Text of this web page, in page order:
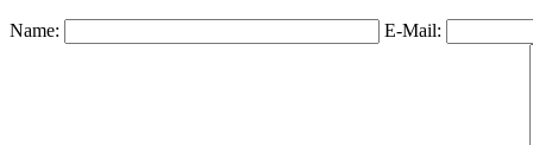
Name: E-Mail: